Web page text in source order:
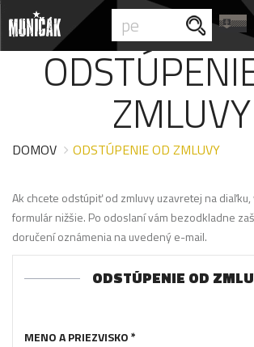
ZMLUVY
DOMOV ODSTÚPENIE OD ZMLUVY
Ak chcete odstúpiť od zmluvy uzavretej na
formulár nižšie. Po odoslaní vám bezodkladne
doručení oznámenia na uvedený e-mail.
ODSTÚPENIE OD
MENO A PRIEZVISKO *